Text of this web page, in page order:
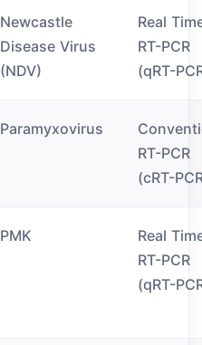
Newcastle
Disease Virus
(NDV)
Real
RT-PCR
(qRT-
Paramyxovirus
RT-PCR
(cRT-
PMK
Real
RT-PCR
(qRT-